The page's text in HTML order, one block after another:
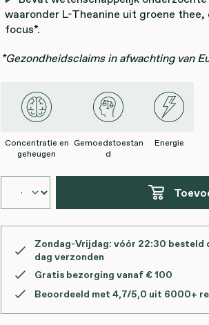
waaronder L-Theanine uit groene
focus*.
*Gezondheidsclaims in afwachting van
Concentratie en
geheugen
Gemoedstoestan
d
Energie
Zondag-Vrijdag: vóór 22:30 besteld
dag verzonden
Gratis bezorging vanaf € 100
Beoordeeld met 4,7/5,0 uit 6000+